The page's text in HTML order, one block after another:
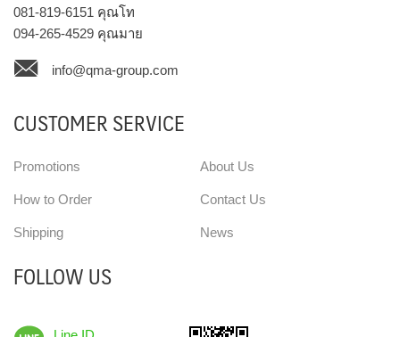
081-819-6151 คุณโท
094-265-4529 คุณมาย
info@qma-group.com
CUSTOMER SERVICE
Promotions
How to Order
Shipping
About Us
Contact Us
News
FOLLOW US